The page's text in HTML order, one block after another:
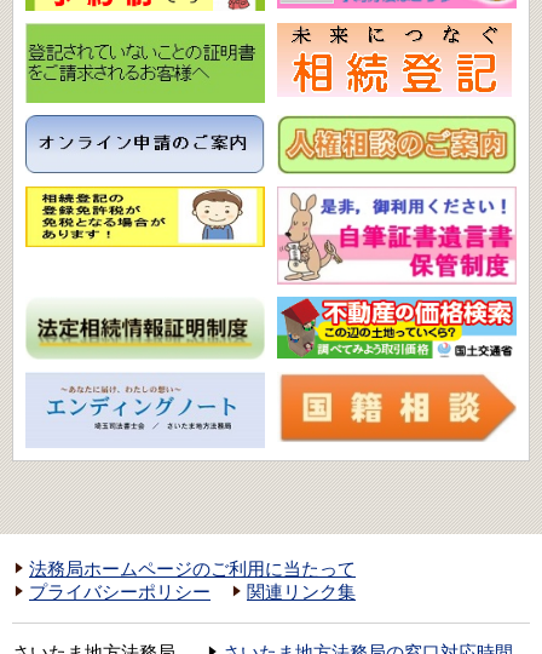
法務局ホームページのご利用に当たって
プライバシーポリシー
関連リンク集